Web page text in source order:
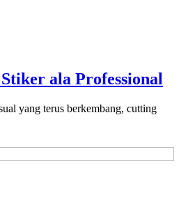
ala Professional
yang terus berkembang, cutting